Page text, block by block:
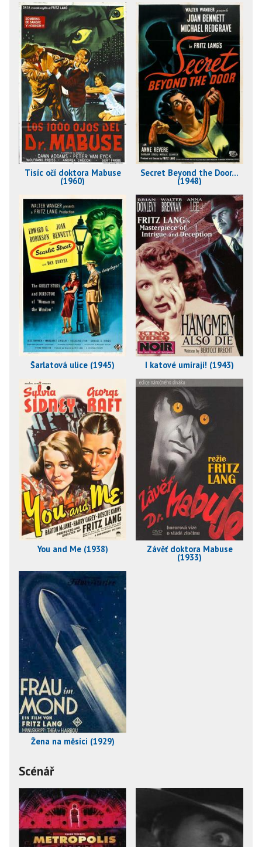
Tisíc očí doktora Mabuse
(1960)
Secret Beyond the Door...
(1948)
Šarlatová ulice (1945) I katové umírají! (1943)
You and Me (1938) Závěť doktora Mabuse
(1933)
Žena na měsíci (1929)
Scénář